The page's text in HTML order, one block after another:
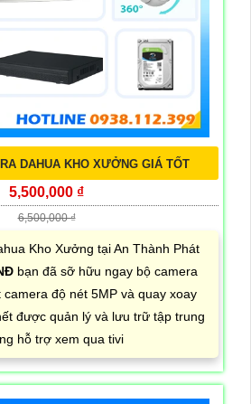
DAHUA KHO XƯỞNG GIÁ TỐT
5,500,000 ₫
6,500,000 ₫
Kho Xưởng tại An Thành Phát
bạn đã sỡ hữu ngay bộ camera
độ nét 5MP và quay xoay
được quản lý và lưu trữ tập trung
hỗ trợ xem qua tivi